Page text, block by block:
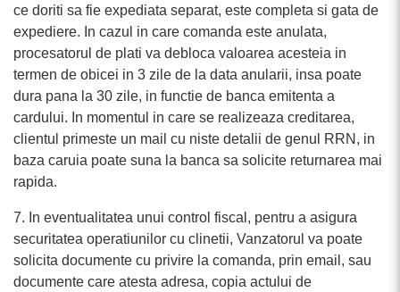
ce doriti sa fie expediata separat, este completa si gata de
expediere. In cazul in care comanda este anulata,
procesatorul de plati va debloca valoarea acesteia in
termen de obicei in 3 zile de la data anularii, insa poate
dura pana la 30 zile, in functie de banca emitenta a
cardului. In momentul in care se realizeaza creditarea,
clientul primeste un mail cu niste detalii de genul RRN, in
baza caruia poate suna la banca sa solicite returnarea mai
rapida.
7. In eventualitatea unui control fiscal, pentru a asigura
securitatea operatiunilor cu clinetii, Vanzatorul va poate
solicita documente cu privire la comanda, prin email, sau
documente care atesta adresa, copia actului de